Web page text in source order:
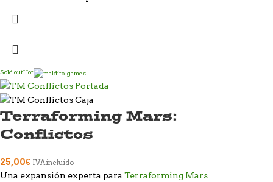
Sold outHot
Terraforming Mars:
Conflictos
25,00€ IVA incluido
Una expansión experta para Terraforming Mars